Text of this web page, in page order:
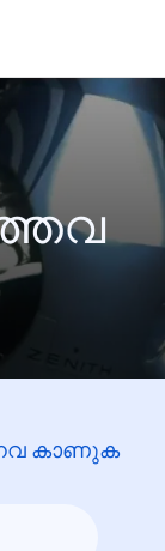
കാണുക